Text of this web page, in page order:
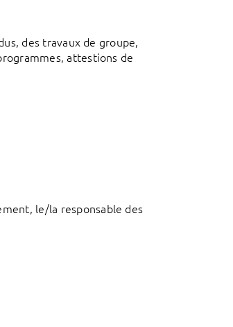
des travaux de groupe,
attestions de
le/la responsable des